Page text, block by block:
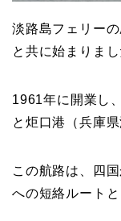
淡路島フェリー
と共に始まりまし
1961年に開業し
と炬口港（兵庫
この航路は、四
への短絡ルート